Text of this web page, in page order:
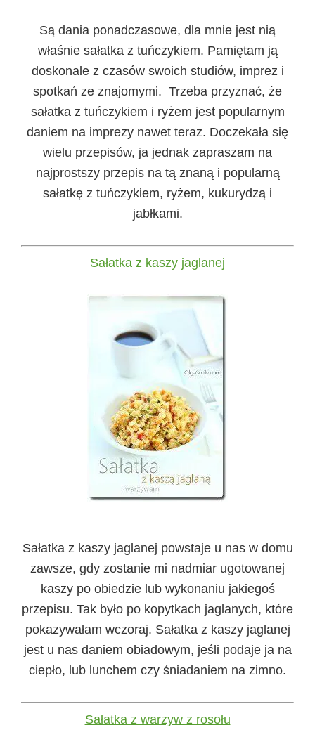
Są dania ponadczasowe, dla mnie jest nią
właśnie sałatka z tuńczykiem. Pamiętam ją
doskonale z czasów swoich studiów, imprez i
spotkań ze znajomymi. Trzeba przyznać, że
sałatka z tuńczykiem i ryżem jest popularnym
daniem na imprezy nawet teraz. Doczekała się
wielu przepisów, ja jednak zapraszam na
najprostszy przepis na tą znaną i popularną
sałatkę z tuńczykiem, ryżem, kukurydzą i
jabłkami.
Sałatka z kaszy jaglanej
Sałatka z kaszy jaglanej powstaje u nas w domu
zawsze, gdy zostanie mi nadmiar ugotowanej
kaszy po obiedzie lub wykonaniu jakiegoś
przepisu. Tak było po kopytkach jaglanych, które
pokazywałam wczoraj. Sałatka z kaszy jaglanej
jest u nas daniem obiadowym, jeśli podaje ja na
ciepło, lub lunchem czy śniadaniem na zimno.
Sałatka z warzyw z rosołu